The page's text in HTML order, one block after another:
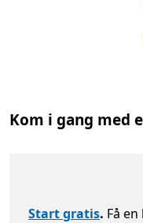
Kom i gang med
Start gratis. Få